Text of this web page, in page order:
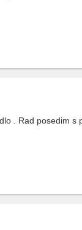
. Rad posedim s